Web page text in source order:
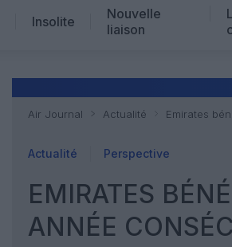
Insolite
Nouvelle
liaison
Air Journal Actualité Emirates
Actualité Perspective
EMIRATES
ANNÉE